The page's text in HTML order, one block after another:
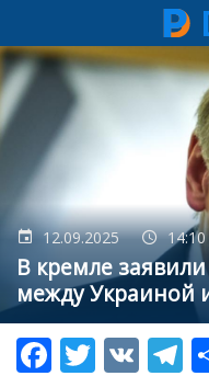
Перейти
к
основному
содержанию
12.09.2025 14:10
В кремле
между Украиной